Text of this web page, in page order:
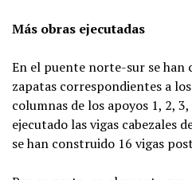
Más obras ejecutadas
En el puente norte-sur se
zapatas correspondientes a
columnas de los apoyos 1, 2,
ejecutado las vigas cabezales
se han construido 16 vigas